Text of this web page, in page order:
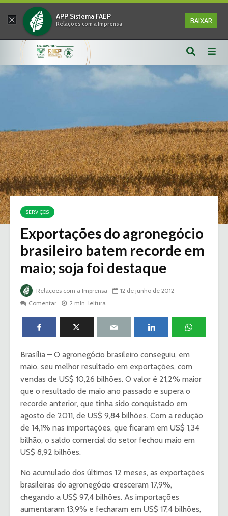
× APP Sistema FAEP
Relações com a Imprensa BAIXAR
SERVIÇOS
Exportações do agronegócio
brasileiro batem recorde em
maio; soja foi destaque
Relações com a Imprensa
12 de junho de 2012
Comentar
2 min. leitura
Brasília – O agronegócio brasileiro conseguiu, em
maio, seu melhor resultado em exportações, com
vendas de US$ 10,26 bilhões. O valor é 21,2% maior
que o resultado de maio ano passado e supera o
recorde anterior, que tinha sido conquistado em
agosto de 2011, de US$ 9,84 bilhões. Com a redução
de 14,1% nas importações, que ficaram em US$ 1,34
bilhão, o saldo comercial do setor fechou maio em
US$ 8,92 bilhões.
No acumulado dos últimos 12 meses, as exportações
brasileiras do agronegócio cresceram 17,9%,
chegando a US$ 97,4 bilhões. As importações
aumentaram 13,9% e fecharam em US$ 17,4 bilhões,